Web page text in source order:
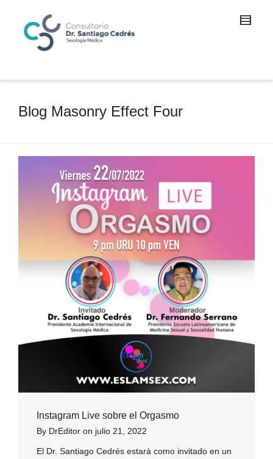
Blog Masonry Effect Four
Instagram Live sobre el Orgasmo
By DrEditor on julio 21, 2022
El Dr. Santiago Cedrés estarà como invitado en un